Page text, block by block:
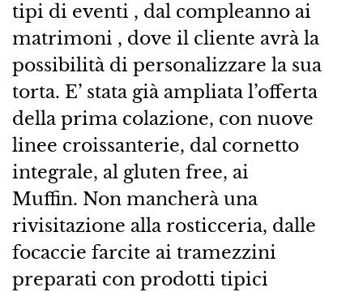
tipi di eventi , dal compleanno ai
matrimoni , dove il cliente avrà la
possibilità di personalizzare la sua
torta. E’ stata già ampliata l’offerta
della prima colazione, con nuove
linee croissanterie, dal cornetto
integrale, al gluten free, ai
Muffin. Non mancherà una
rivisitazione alla rosticceria, dalle
focaccie farcite ai tramezzini
preparati con prodotti tipici